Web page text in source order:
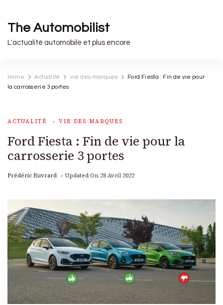
The Automobilist
L'actualité automobile et plus encore
Home Actualité vie des marques
Ford Fiesta : Fin de vie pour
la carrosserie 3 portes
ACTUALITÉ VIE DES MARQUES
Ford Fiesta : Fin de vie pour la
carrosserie 3 portes
Frédéric Euvrard Updated On 28 Avril 2022